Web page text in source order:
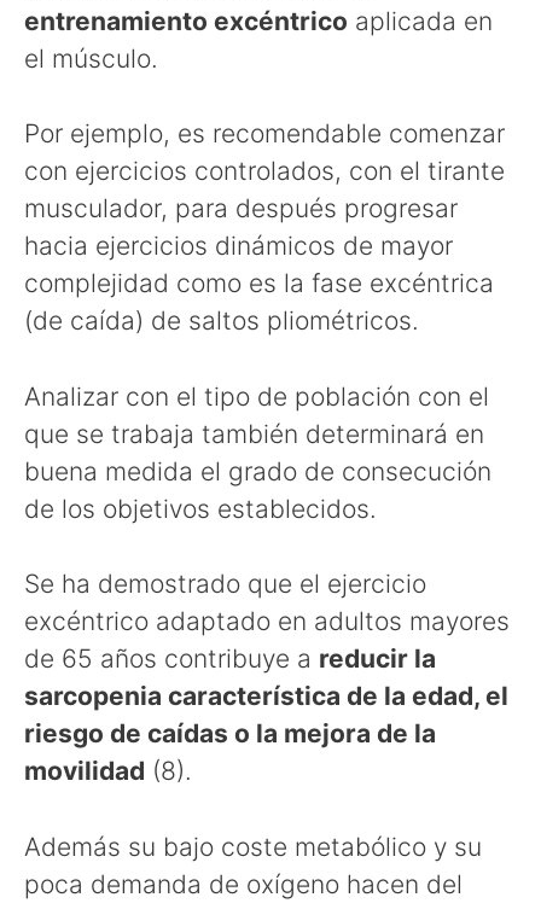
entrenamiento excéntrico aplicada en
el músculo.
Por ejemplo, es recomendable comenzar
con ejercicios controlados, con el tirante
musculador, para después progresar
hacia ejercicios dinámicos de mayor
complejidad como es la fase excéntrica
(de caída) de saltos pliométricos.
Analizar con el tipo de población con el
que se trabaja también determinará en
buena medida el grado de consecución
de los objetivos establecidos.
Se ha demostrado que el ejercicio
excéntrico adaptado en adultos mayores
de 65 años contribuye a reducir la
sarcopenia característica de la edad, el
riesgo de caídas o la mejora de la
movilidad (8).
Además su bajo coste metabólico y su
poca demanda de oxígeno hacen del